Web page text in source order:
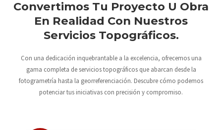
Convertimos Tu Proyecto U Obra
En Realidad Con Nuestros
Servicios Topográficos.
Con una dedicación inquebrantable a la excelencia, ofrecemos una
gama completa de servicios topográficos que abarcan desde la
fotogrametría hasta la georreferenciación. Descubre cómo podemos
potenciar tus iniciativas con precisión y compromiso.